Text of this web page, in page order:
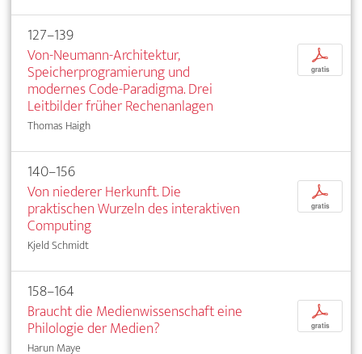
127–139
Von-Neumann-Architektur,
Speicherprogramierung und
modernes Code-Paradigma. Drei
Leitbilder früher Rechenanlagen
Thomas Haigh
p
gratis
140–156
Von niederer Herkunft. Die
praktischen Wurzeln des interaktiven
Computing
Kjeld Schmidt
p
gratis
158–164
Braucht die Medienwissenschaft eine
Philologie der Medien?
Harun Maye
p
gratis